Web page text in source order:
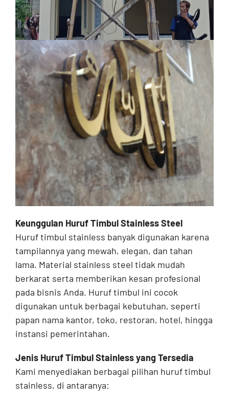
Keunggulan Huruf Timbul Stainless Steel
Huruf timbul stainless banyak digunakan karena
tampilannya yang mewah, elegan, dan tahan
lama. Material stainless steel tidak mudah
berkarat serta memberikan kesan profesional
pada bisnis Anda. Huruf timbul ini cocok
digunakan untuk berbagai kebutuhan, seperti
papan nama kantor, toko, restoran, hotel, hingga
instansi pemerintahan.
Jenis Huruf Timbul Stainless yang Tersedia
Kami menyediakan berbagai pilihan huruf timbul
stainless, di antaranya: